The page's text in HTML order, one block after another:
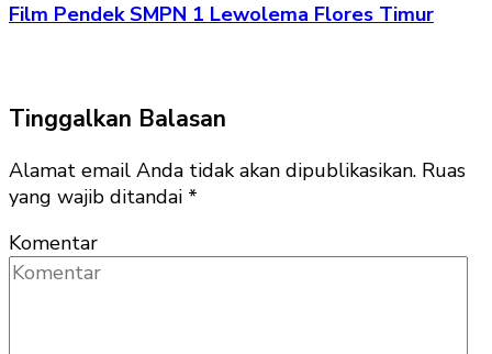
Film Pendek SMPN 1 Lewolema Flores Timur
Tinggalkan Balasan
Alamat email Anda tidak akan dipublikasikan. Ruas
yang wajib ditandai *
Komentar